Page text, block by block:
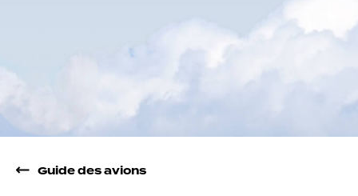
Guide des avions